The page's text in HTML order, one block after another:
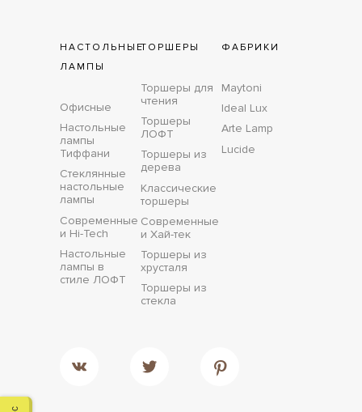
НАСТОЛЬНЫЕ
ЛАМПЫ
Офисные
Настольные
лампы
Тиффани
Стеклянные
настольные
лампы
Современные
и Hi-Tech
Настольные
лампы в
стиле ЛОФТ
ТОРШЕРЫ
Торшеры для
чтения
Торшеры
ЛОФТ
Торшеры из
дерева
Классические
торшеры
Современные
и Хай-тек
Торшеры из
хрусталя
Торшеры из
стекла
ФАБРИКИ
Maytoni
Ideal Lux
Arte Lamp
Lucide